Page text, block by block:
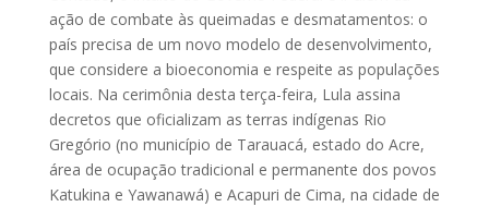
ação de combate às queimadas e desmatamentos: o
país precisa de um novo modelo de desenvolvimento,
que considere a bioeconomia e respeite as populações
locais. Na cerimônia desta terça-feira, Lula assina
decretos que oficializam as terras indígenas Rio
Gregório (no município de Tarauacá, estado do Acre,
área de ocupação tradicional e permanente dos povos
Katukina e Yawanawá) e Acapuri de Cima, na cidade de